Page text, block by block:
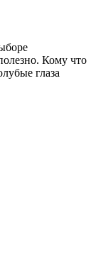
Кому что
глаза